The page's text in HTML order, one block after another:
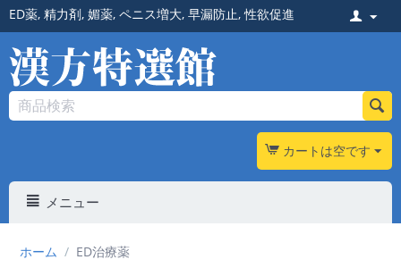
ED薬, 精力剤, 媚薬, ペニス増大, 早漏防止,性欲促進
カートは空です
メニュー
ホーム / ED治療薬